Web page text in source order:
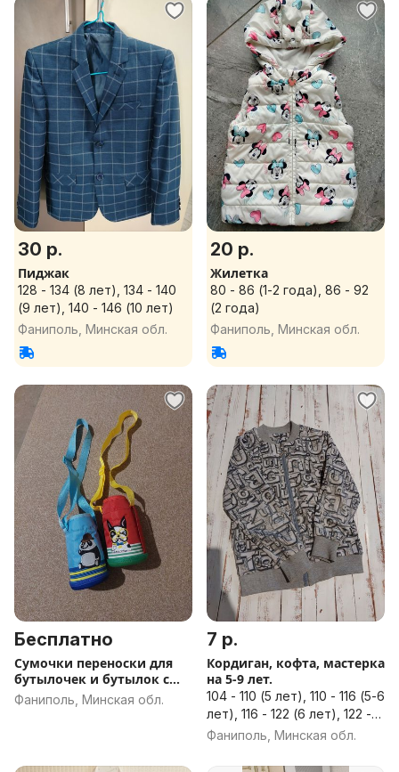
30 р.
Пиджак
128 - 134 (8 лет), 134 - 140
(9 лет), 140 - 146 (10 лет)
Фаниполь, Минская обл.
20 р.
Жилетка
80 - 86 (1-2 года), 86 - 92
(2 года)
Фаниполь, Минская обл.
Бесплатно
Сумочки переноски для
бутылочек и бутылок с
водой
Фаниполь, Минская обл.
7 р.
Кордиган, кофта, мастерка
на 5-9 лет.
104 - 110 (5 лет), 110 - 116 (5-6
лет), 116 - 122 (6 лет), 122 -
128 (7 лет), 128 - 134 (8 лет),
Фаниполь, Минская обл.